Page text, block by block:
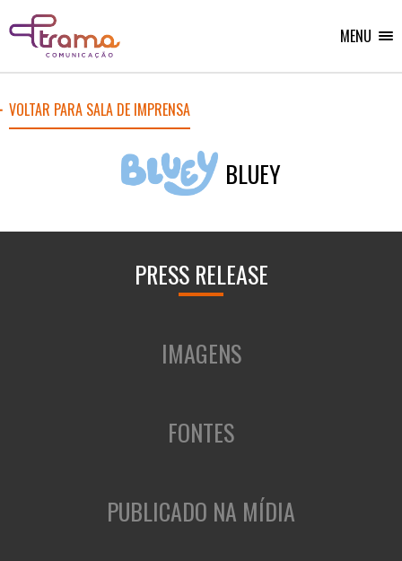
para
site
para
conteúdo
site
MENU
VOLTAR PARA SALA DE IMPRENSA
BLUEY
PRESS RELEASE
IMAGENS
FONTES
PUBLICADO NA MÍDIA